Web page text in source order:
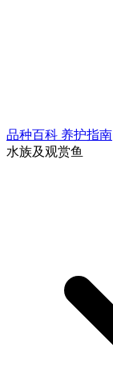
品种百科 养护指南
水族及观赏鱼